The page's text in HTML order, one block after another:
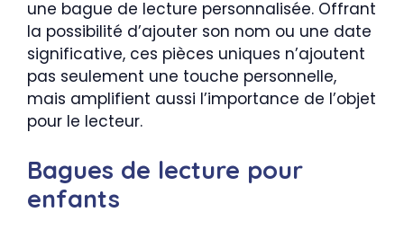
une bague de lecture personnalisée. Offrant
la possibilité d’ajouter son nom ou une date
significative, ces pièces uniques n’ajoutent
pas seulement une touche personnelle,
mais amplifient aussi l’importance de l’objet
pour le lecteur.
Bagues de lecture pour
enfants